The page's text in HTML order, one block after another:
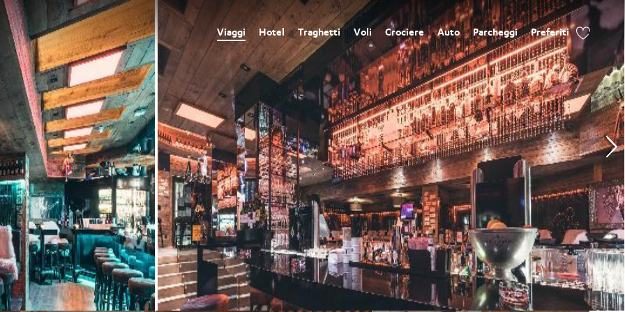
Viaggi Hotel Traghetti Voli Crociere Auto Parcheggi Preferiti